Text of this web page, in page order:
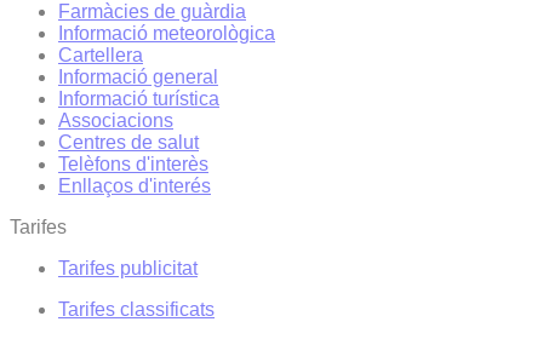
Farmàcies de guàrdia
Informació meteorològica
Cartellera
Informació general
Informació turística
Associacions
Centres de salut
Telèfons d'interès
Enllaços d'interés
Tarifes
Tarifes publicitat
Tarifes classificats